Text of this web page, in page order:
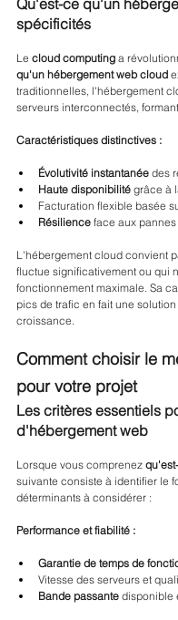
spécificités
Le cloud computing a
qu'un hébergement web cloud
traditionnelles, l'hébergement
serveurs interconnectés,
Caractéristiques distinctives :
Évolutivité instantanée des
Haute disponibilité grâce à
Facturation flexible basée
Résilience face aux
L'hébergement cloud convient
fluctue significativement ou qui
fonctionnement maximale. Sa
pics de trafic en fait une
croissance.
Comment choisir le
pour votre projet
Les critères essentiels
d'hébergement web
Lorsque vous comprenez
suivante consiste à identifier le
déterminants à considérer :
Performance et fiabilité :
Garantie de temps de
Vitesse des serveurs et
Bande passante disponible